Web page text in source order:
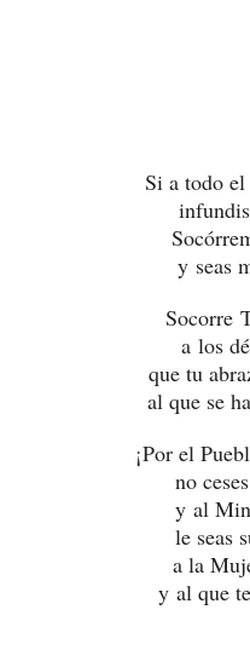
Si a todo
y seas
Socorre
a los
que tu
al que se
¡Por el
no
y al
le seas
a la
y al que